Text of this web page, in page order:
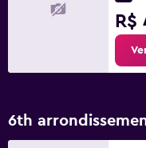
R$
6th